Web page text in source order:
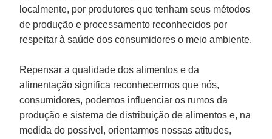
localmente, por produtores que tenham seus métodos
de produção e processamento reconhecidos por
respeitar à saúde dos consumidores o meio ambiente.
Repensar a qualidade dos alimentos e da
alimentação significa reconhecermos que nós,
consumidores, podemos influenciar os rumos da
produção e sistema de distribuição de alimentos e, na
medida do possível, orientarmos nossas atitudes,